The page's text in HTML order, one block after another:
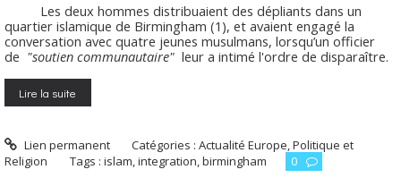
Les deux hommes distribuaient des dépliants dans un
quartier islamique de Birmingham (1), et avaient engagé la
conversation avec quatre jeunes musulmans, lorsqu’un officier
de "soutien communautaire" leur a intimé l'ordre de disparaître.
Lire la suite
Lien permanent Catégories :Actualité Europe,Politique et
Religion
Tags : islam,integration,birmingham 0